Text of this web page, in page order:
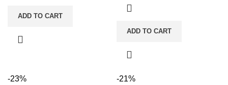
ADD TO CART
ADD TO CART
-23% -21%